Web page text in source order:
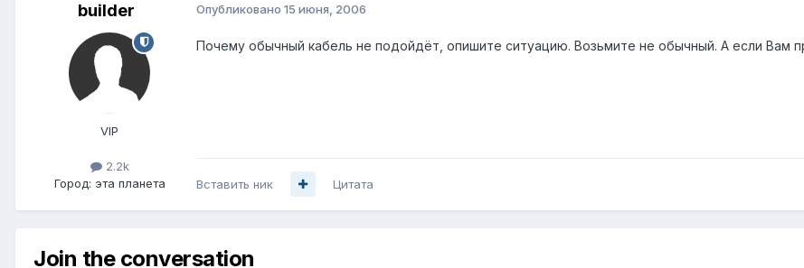
builder
VIP
2.2k
Город: эта планета
Опубликовано 15 июня, 2006
Почему обычный кабель не подойдёт, опишите ситуацию. Возьмите не обычный. А если Вам
Вставить ник Цитата
Join the conversation